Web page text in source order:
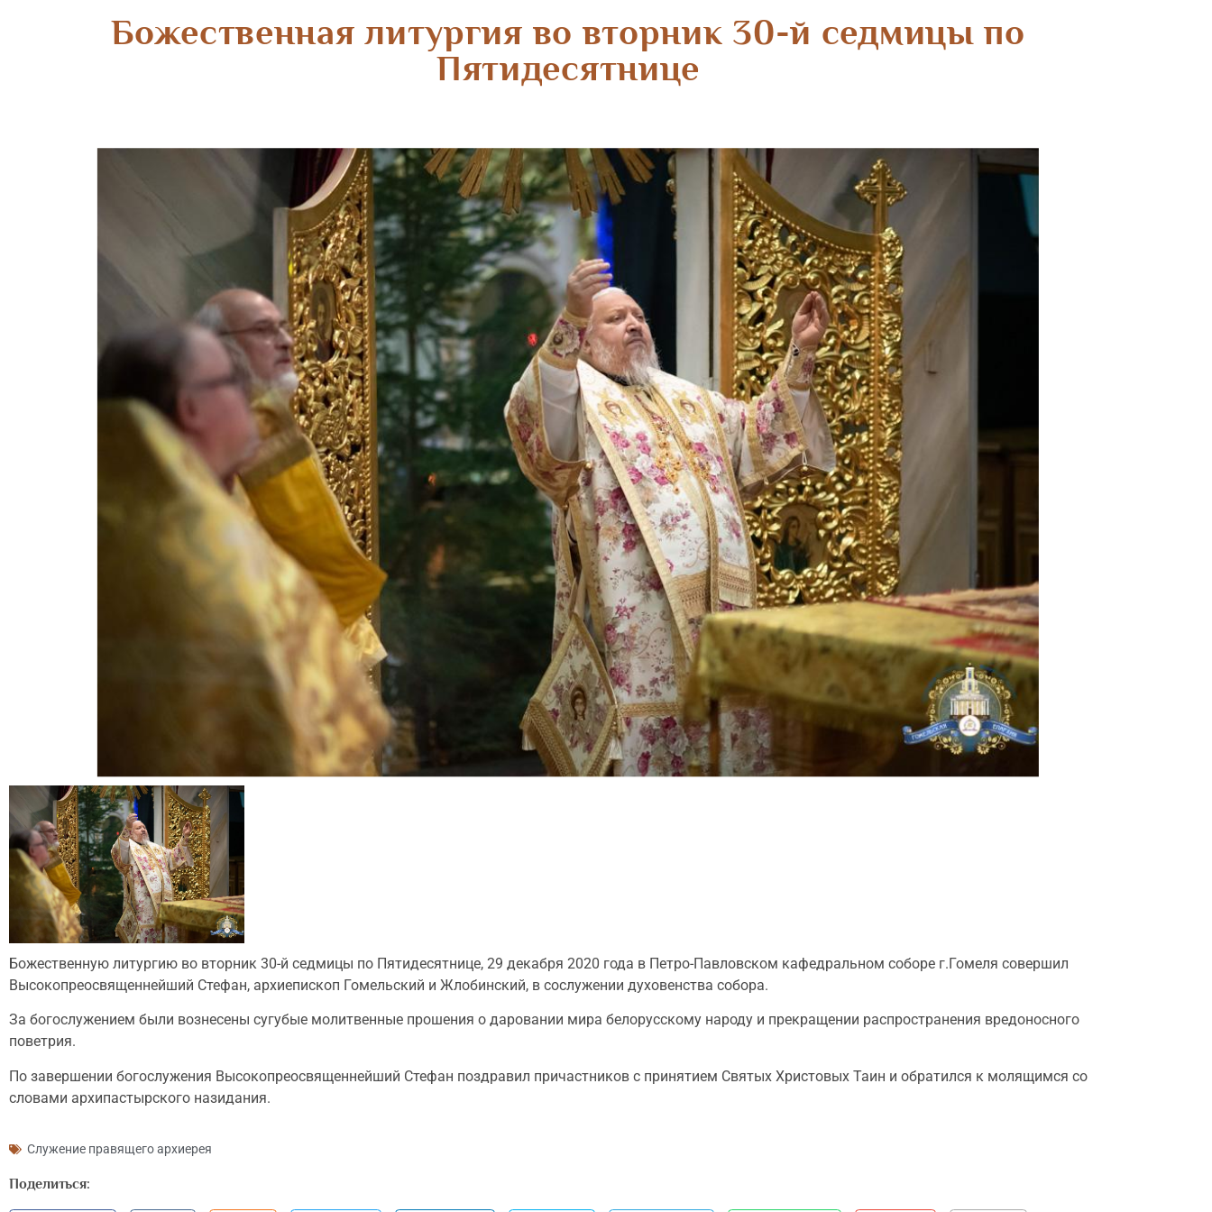
Божественная литургия во вторник 30-й седмицы по
Пятидесятнице
Божественную литургию во вторник 30-й седмицы по Пятидесятнице, 29 декабря 2020 года в Петро-Павловском кафедральном соборе г.Гомеля совершил
Высокопреосвященнейший Стефан, архиепископ Гомельский и Жлобинский, в сослужении духовенства собора.
За богослужением были вознесены сугубые молитвенные прошения о даровании мира белорусскому народу и прекращении распространения вредоносного
поветрия.
По завершении богослужения Высокопреосвященнейший Стефан поздравил причастников с принятием Святых Христовых Таин и обратился к молящимся со
словами архипастырского назидания.
Служение правящего архиерея
Поделиться: